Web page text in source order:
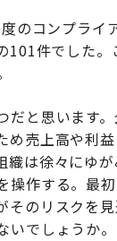
コンプライ
101件でした
だと思います
め売上高や利
は徐々にゆ
操作する。最
のリスクを
でしょうか。